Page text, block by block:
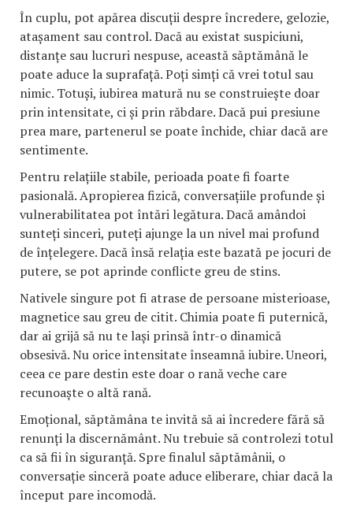
În cuplu, pot apărea discuții despre încredere, gelozie,
atașament sau control. Dacă au existat suspiciuni,
distanțe sau lucruri nespuse, această săptămână le
poate aduce la suprafață. Poți simți că vrei totul sau
nimic. Totuși, iubirea matură nu se construiește doar
prin intensitate, ci și prin răbdare. Dacă pui presiune
prea mare, partenerul se poate închide, chiar dacă are
sentimente.
Pentru relațiile stabile, perioada poate fi foarte
pasională. Apropierea fizică, conversațiile profunde și
vulnerabilitatea pot întări legătura. Dacă amândoi
sunteți sinceri, puteți ajunge la un nivel mai profund
de înțelegere. Dacă însă relația este bazată pe jocuri de
putere, se pot aprinde conflicte greu de stins.
Nativele singure pot fi atrase de persoane misterioase,
magnetice sau greu de citit. Chimia poate fi puternică,
dar ai grijă să nu te lași prinsă într-o dinamică
obsesivă. Nu orice intensitate înseamnă iubire. Uneori,
ceea ce pare destin este doar o rană veche care
recunoaște o altă rană.
Emoțional, săptămâna te invită să ai încredere fără să
renunți la discernământ. Nu trebuie să controlezi totul
ca să fii în siguranță. Spre finalul săptămânii, o
conversație sinceră poate aduce eliberare, chiar dacă la
început pare incomodă.